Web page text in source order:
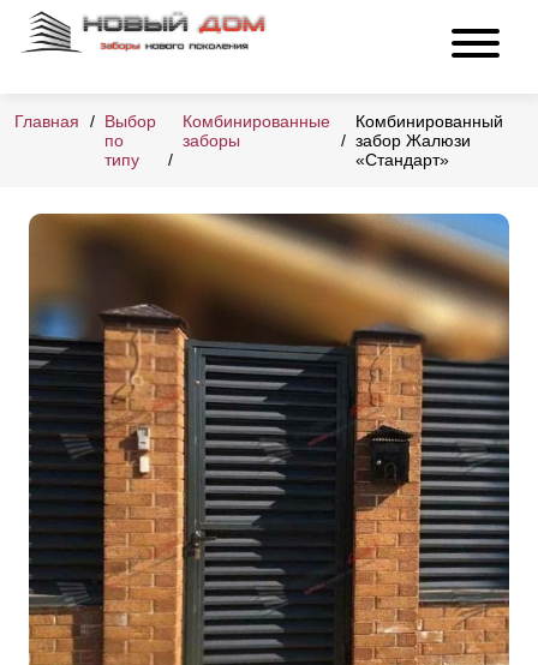
Главная
Выбор
по
типу
Комбинированные
заборы
Комбинированный
забор Жалюзи
«Стандарт»